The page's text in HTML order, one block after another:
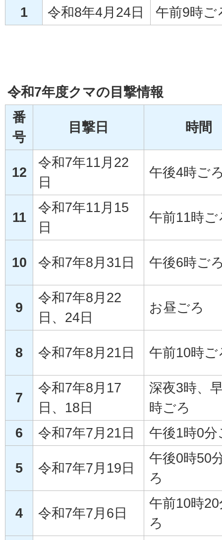
1 令和8年4月24日 午前9時ご
令和7年度クマの目撃情報
番
号
目撃日 時間
12
令和7年11月22
日
午後4時ご
11
令和7年11月15
日
午前11時ご
10 令和7年8月31日 午後6時ご
9
令和7年8月22
日、24日
お昼ごろ
8 令和7年8月21日 午前10時ご
7
令和7年8月17
日、18日
深夜3時、
時ごろ
6
令和7年7月21日 午後1時0分
5 令和7年7月19日
午後0時50
ろ
4 令和7年7月6日
午前10時
ろ